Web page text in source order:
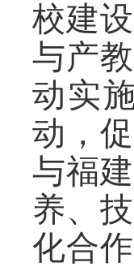
校建
与产
动实
动，
与福
养、
化合